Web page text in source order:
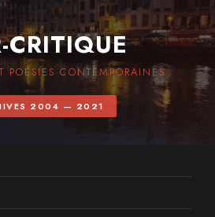
CRITIQUE
POÉSIES CONTEMPORAINES
2004 — 2021